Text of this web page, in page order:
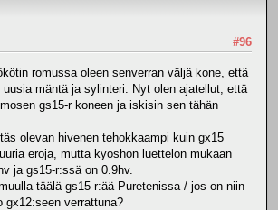
#96
romussa oleen senverran väljä kone, että
mäntä ja sylinteri. Nyt olen ajatellut, että
gs15-r koneen ja iskisin sen tähän
olevan hivenen tehokkaampi kuin gx15
eroja, mutta kyoshon luettelon mukaan
ja gs15-r:ssä on 0.9hv.
täälä gs15-r:ää Puretenissa / jos on niin
gx12:seen verrattuna?